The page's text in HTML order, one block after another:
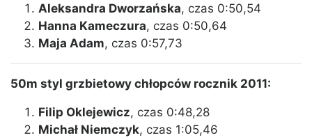
Aleksandra Dworzańska, czas 0:50,54
Hanna Kameczura, czas 0:50,64
Maja Adam, czas 0:57,73
50m styl grzbietowy chłopców rocznik 2011:
Filip Oklejewicz, czas 0:48,28
Michał Niemczyk, czas 1:05,46